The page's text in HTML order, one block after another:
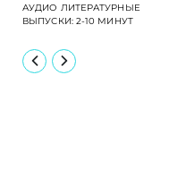
АУДИО ЛИТЕРАТУРНЫЕ
ВЫПУСКИ: 2-10 МИНУТ